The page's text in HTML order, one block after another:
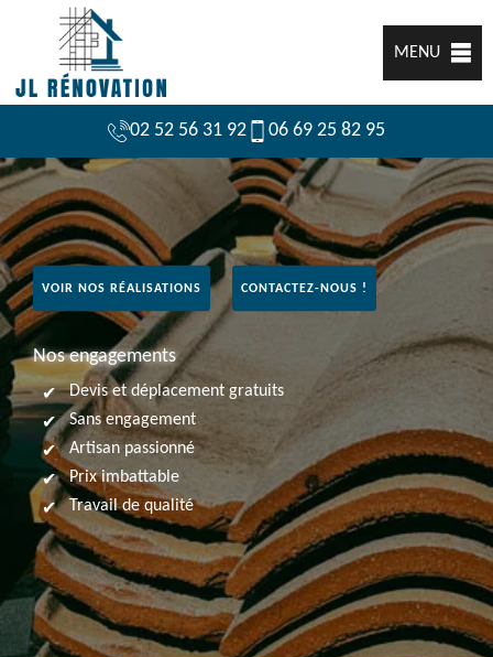
MENU
02 52 56 31 92 06 69 25 82 95
VOIR NOS RÉALISATIONS CONTACTEZ-NOUS !
Nos engagements
Devis et déplacement gratuits
Sans engagement
Artisan passionné
Prix imbattable
Travail de qualité